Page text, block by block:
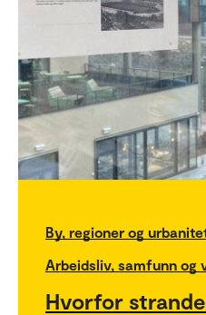
By, regioner og
Arbeidsliv, samfunn og
Hvorfor